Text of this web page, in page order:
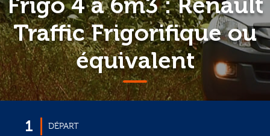
Frigo 4 à 6m3 : Renault
Traffic Frigorifique ou
équivalent
1 DÉPART